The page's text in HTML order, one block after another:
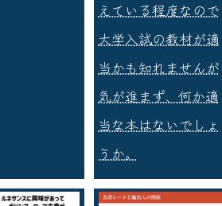
えている程度なので
大学入試の教材が適
当かも知れませんが
気が進まず、何か適
当な本はないでしょ
うか。